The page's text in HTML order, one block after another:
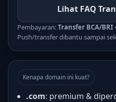
Lihat FAQ
Pembayaran:Transfer BCA/BRI •
Push/transfer dibantu sampai
Kenapa domain ini kuat?
.com: premium &